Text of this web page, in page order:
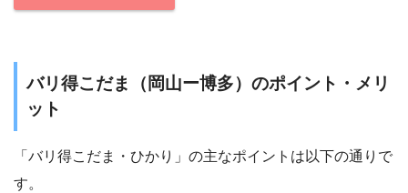
バリ得こだま（岡山ー博多）のポイント・メリ
ット
「バリ得こだま・ひかり」の主なポイントは以下の通りで
す。